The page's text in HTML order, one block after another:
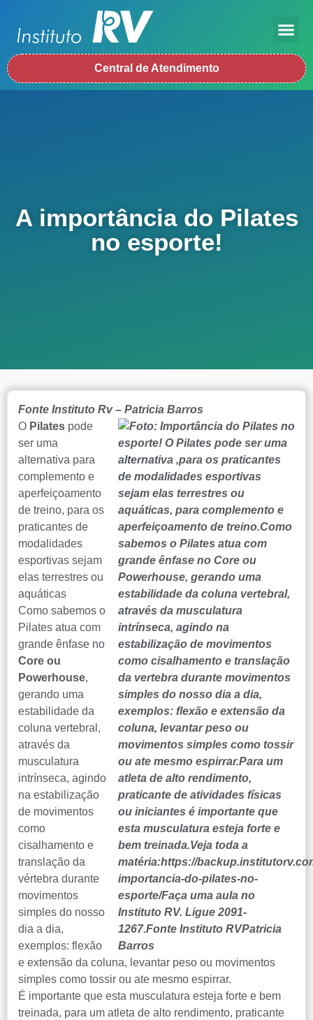
Central de Atendimento
A importância do Pilates
no esporte!
Fonte Instituto Rv – Patricia Barros
O Pilates pode
ser uma
alternativa para
complemento e
aperfeiçoamento
de treino, para os
praticantes de
modalidades
esportivas sejam
elas terrestres ou
aquáticas
Como sabemos o
Pilates atua com
grande ênfase no
Core ou
Powerhouse,
gerando uma
estabilidade da
coluna vertebral,
através da
musculatura
intrínseca, agindo
na estabilização
de movimentos
como
cisalhamento e
translação da
vértebra durante
movimentos
simples do nosso
dia a dia,
exemplos: flexão
e extensão da coluna, levantar peso ou movimentos
simples como tossir ou ate mesmo espirrar.
É importante que esta musculatura esteja forte e bem
treinada, para um atleta de alto rendimento, praticante